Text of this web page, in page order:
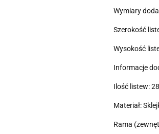
Wymiary
Szerokość
Wysokość
Informacje
Ilość listew: 28
Materiał:
Rama